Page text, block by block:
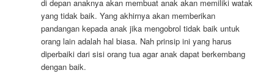
di depan anaknya akan membuat anak akan memiliki watak
yang tidak baik. Yang akhirnya akan memberikan
pandangan kepada anak jika mengobrol tidak baik untuk
orang lain adalah hal biasa. Nah prinsip ini yang harus
diperbaiki dari sisi orang tua agar anak dapat berkembang
dengan baik.